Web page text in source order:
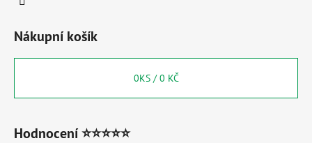
Nákupní košík
0KS /0 KČ
Hodnocení ⭐⭐⭐⭐⭐